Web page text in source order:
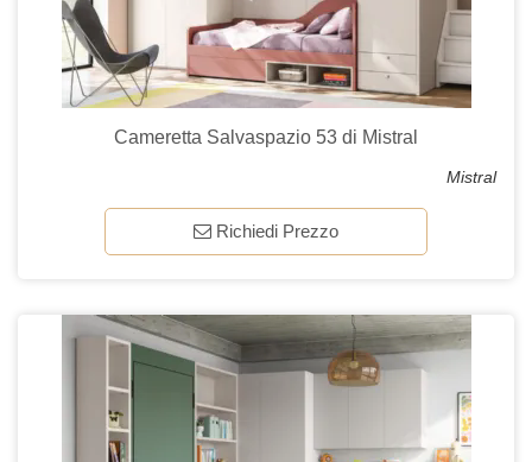
Cameretta Salvaspazio 53 di Mistral
Mistral
Richiedi Prezzo